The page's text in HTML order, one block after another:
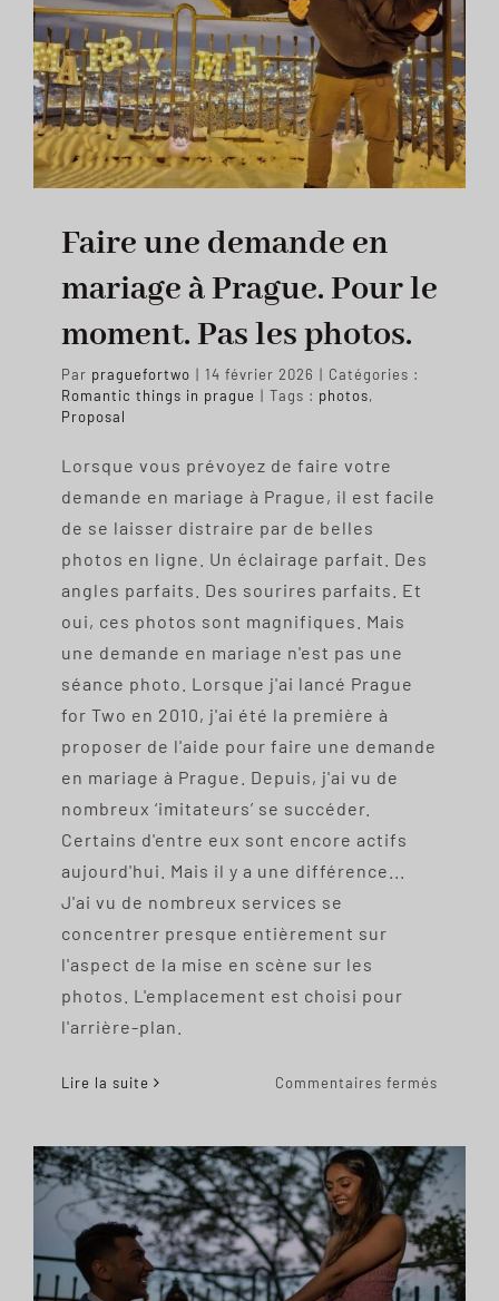
Faire une demande en
mariage à Prague. Pour le
moment. Pas les photos.
Par praguefortwo | 14 février 2026 | Catégories :
Romantic things in prague | Tags : photos,
Proposal
Lorsque vous prévoyez de faire votre
demande en mariage à Prague, il est facile
de se laisser distraire par de belles
photos en ligne. Un éclairage parfait. Des
angles parfaits. Des sourires parfaits. Et
oui, ces photos sont magnifiques. Mais
une demande en mariage n'est pas une
séance photo. Lorsque j'ai lancé Prague
for Two en 2010, j'ai été la première à
proposer de l'aide pour faire une demande
en mariage à Prague. Depuis, j'ai vu de
nombreux ‘imitateurs’ se succéder.
Certains d'entre eux sont encore actifs
aujourd'hui. Mais il y a une différence...
J'ai vu de nombreux services se
concentrer presque entièrement sur
l'aspect de la mise en scène sur les
photos. L'emplacement est choisi pour
l'arrière-plan.
Lire la suite Commentaires fermés
Prague.
For
the
Not
the